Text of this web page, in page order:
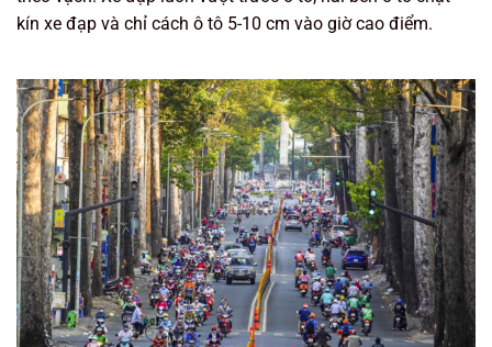
kín xe đạp và chỉ cách ô tô 5-10 cm vào giờ cao điểm.